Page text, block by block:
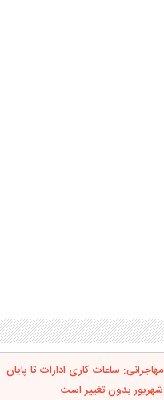
مهاجرانی: ساعات کاری ادارات تا پایان
شهریور بدون تغییر است